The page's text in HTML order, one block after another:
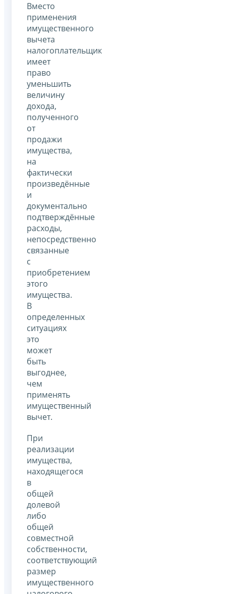
Вместо
применения
имущественного
вычета
налогоплательщик
имеет
право
уменьшить
величину
дохода,
полученного
от
продажи
имущества,
на
фактически
произведённые
и
документально
подтверждённые
расходы,
непосредственно
связанные
с
приобретением
этого
имущества.
В
определенных
ситуациях
это
может
быть
выгоднее,
чем
применять
имущественный
вычет.
При
реализации
имущества,
находящегося
в
общей
долевой
либо
общей
совместной
собственности,
соответствующий
размер
имущественного